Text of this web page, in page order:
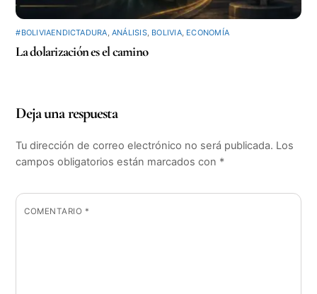
#BOLIVIAENDICTADURA,ANÁLISIS, BOLIVIA, ECONOMÍA
La dolarización es el camino
Deja una respuesta
Tu dirección de correo electrónico no será publicada. Los
campos obligatorios están marcados con *
COMENTARIO *